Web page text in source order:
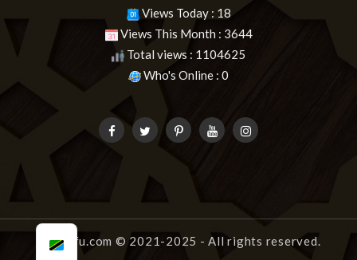
Views Today : 18
Views This Month : 3644
Total views : 1104625
Who's Online : 0
uongofu.com © 2021-2025 - All rights reserved.